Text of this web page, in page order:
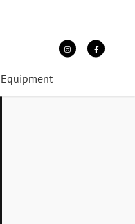
Equipment